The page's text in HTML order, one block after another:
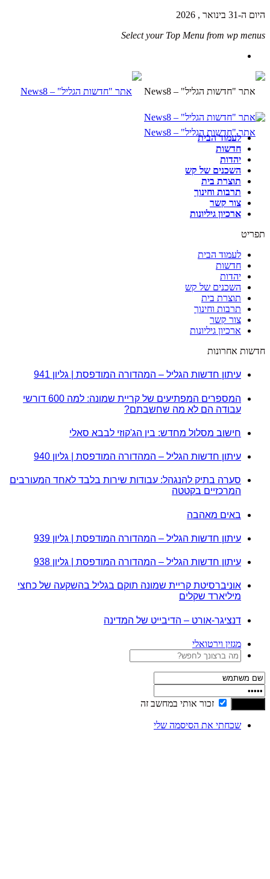
היום ה-31 בינואר , 2026
Select your Top Menu from wp menus
לעמוד הבית
חדשות
יהדות
השכנים של קש
תוצרת בית
תרבות וחינוך
צור קשר
ארכיון גיליונות
תפריט
לעמוד הבית
חדשות
יהדות
השכנים של קש
תוצרת בית
תרבות וחינוך
צור קשר
ארכיון גיליונות
חדשות אחרונות
עיתון חדשות הגליל – המהדורה המודפסת | גליון 941
המספרים המפתיעים של קריית שמונה: למה 600 דורשי
עבודה הם לא מה שחשבתם?
חישוב מסלול מחדש: בין הג'קוזי לבבא סאלי
עיתון חדשות הגליל – המהדורה המודפסת | גליון 940
סערה בתיק להנגהל: עבודות שירות בלבד לאחד המעורבים
המרכזיים בקטטה
באים מאהבה
עיתון חדשות הגליל – המהדורה המודפסת | גליון 939
עיתון חדשות הגליל – המהדורה המודפסת | גליון 938
אוניברסיטת קריית שמונה תוקם בגליל בהשקעה של כחצי
מיליארד שקלים
דנציגר-אורט – הדיבייט של המדינה
מגזין וירטואלי
זכור אותי במחשב זה
שכחתי את הסיסמה שלי